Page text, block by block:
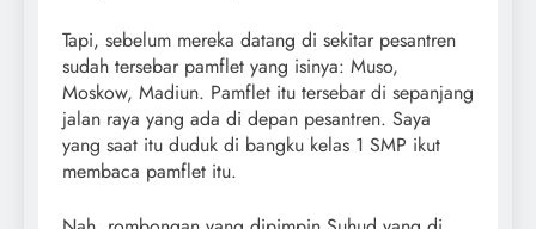
Tapi, sebelum mereka datang di sekitar pesantren
sudah tersebar pamflet yang isinya: Muso,
Moskow, Madiun. Pamflet itu tersebar di sepanjang
jalan raya yang ada di depan pesantren. Saya
yang saat itu duduk di bangku kelas 1 SMP ikut
membaca pamflet itu.